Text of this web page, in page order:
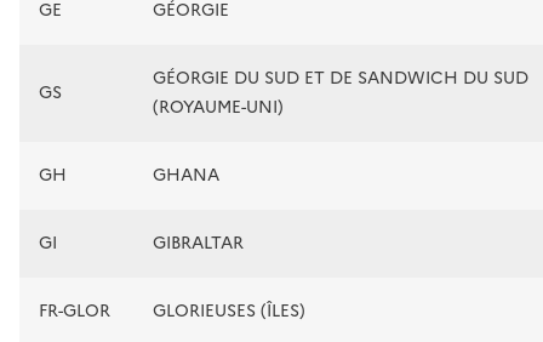
GE GÉORGIE
GS
GÉORGIE DU SUD ET DE SANDWICH DU SUD
(ROYAUME-UNI)
GH GHANA
GI GIBRALTAR
FR-GLOR GLORIEUSES (ÎLES)